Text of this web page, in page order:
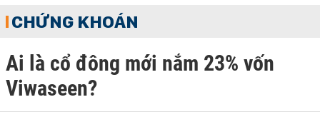
CHỨNG KHOÁN
Ai là cổ đông mới nắm 23% vốn
Viwaseen?